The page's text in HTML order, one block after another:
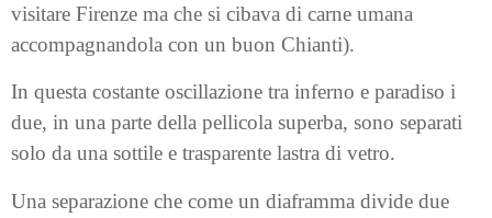
visitare Firenze ma che si cibava di carne umana
accompagnandola con un buon Chianti).
In questa costante oscillazione tra inferno e paradiso i
due, in una parte della pellicola superba, sono separati
solo da una sottile e trasparente lastra di vetro.
Una separazione che come un diaframma divide due